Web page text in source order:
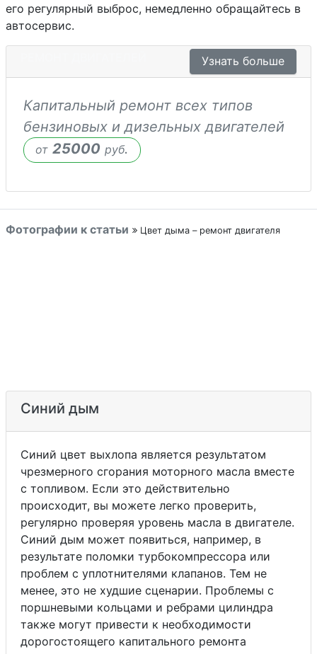
его регулярный выброс, немедленно обращайтесь в
автосервис.
Узнать больше
Капитальный ремонт всех типов
бензиновых и дизельных двигателей
от 25000 руб.
Фотографии к статьи Цвет дыма – ремонт двигателя
Синий дым
Синий цвет выхлопа является результатом
чрезмерного сгорания моторного масла вместе
с топливом. Если это действительно
происходит, вы можете легко проверить,
регулярно проверяя уровень масла в двигателе.
Синий дым может появиться, например, в
результате поломки турбокомпрессора или
проблем с уплотнителями клапанов. Тем не
менее, это не худшие сценарии. Проблемы с
поршневыми кольцами и ребрами цилиндра
также могут привести к необходимости
дорогостоящего капитального ремонта